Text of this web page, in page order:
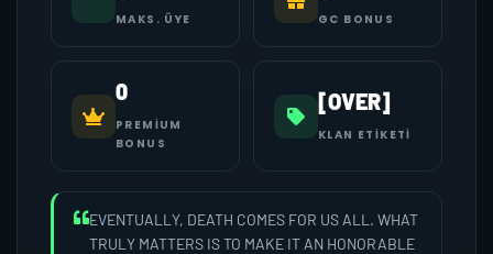
MAKS. ÜYE GC BONUS
0
PREMIUM
BONUS
[OVER]
KLAN ETIKETI
EVENTUALLY, DEATH COMES FOR US ALL. WHAT
TRULY MATTERS IS TO MAKE IT AN HONORABLE